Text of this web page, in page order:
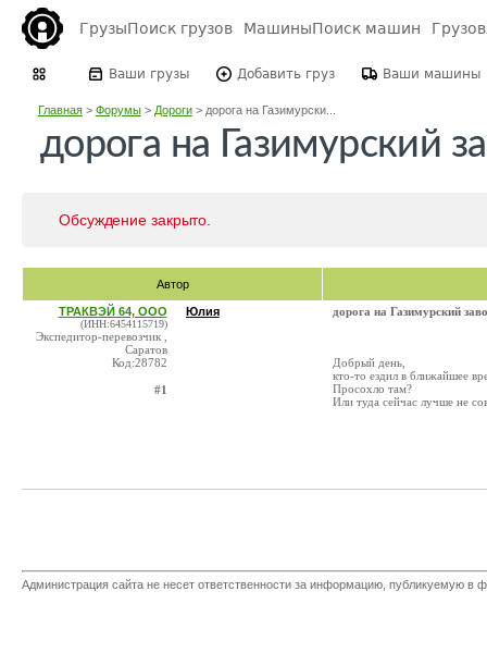
ГрузыПоиск грузов МашиныПоиск машин
Ваши грузы Добавить груз Ваши машины
Главная> Форумы> Дороги> дорога на Газимурски...
дорога на Газимурский
Обсуждение закрыто.
Автор
ТРАКВЭЙ 64, ООО
(ИНН:6454115719)
Экспедитор-перевозчик ,
Саратов
Код:28782
#1
Юлия дорога на Газимурский
Добрый день,
кто-то ездил в ближайшее
Просохло там?
Или туда сейчас лучше не
Администрация сайта не несет ответственности за информацию, публикуемую